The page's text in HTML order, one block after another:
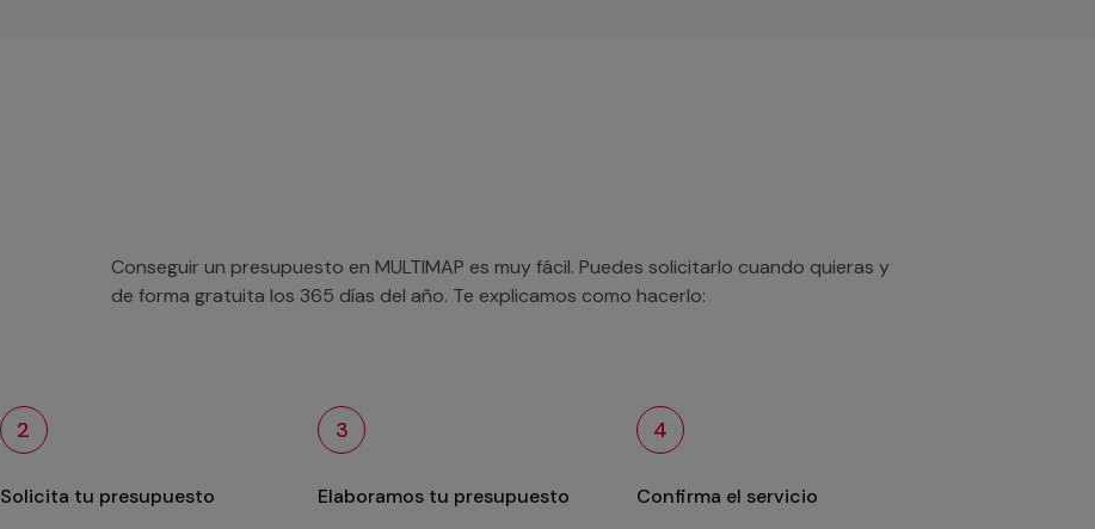
Conseguir un presupuesto en MULTIMAP es muy fácil. Puedes solicitarlo cuando quieras y
de forma gratuita los 365 días del año. Te explicamos como hacerlo:
2
Solicita tu presupuesto
3
Elaboramos tu presupuesto
4
Confirma el servicio